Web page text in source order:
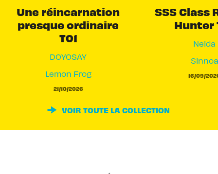
Une réincarnation
presque ordinaire
T01
DOYOSAY
Lemon Frog
21/10/2026
SSS Class
Hunter
Neida
Sinnoa
16/09/
VOIR TOUTE LA COLLECTION